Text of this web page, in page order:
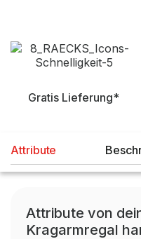
Gratis Lieferung*
Attribute
Attribute von
Kragarmregal